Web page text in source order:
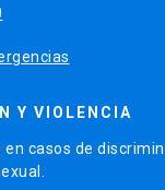
Y VIOLENCIA
casos de